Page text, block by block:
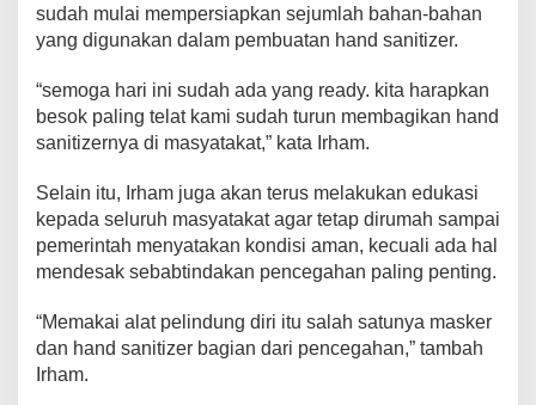
sudah mulai mempersiapkan sejumlah bahan-bahan
yang digunakan dalam pembuatan hand sanitizer.
“semoga hari ini sudah ada yang ready. kita harapkan
besok paling telat kami sudah turun membagikan hand
sanitizernya di masyatakat,” kata Irham.
Selain itu, Irham juga akan terus melakukan edukasi
kepada seluruh masyatakat agar tetap dirumah sampai
pemerintah menyatakan kondisi aman, kecuali ada hal
mendesak sebabtindakan pencegahan paling penting.
“Memakai alat pelindung diri itu salah satunya masker
dan hand sanitizer bagian dari pencegahan,” tambah
Irham.